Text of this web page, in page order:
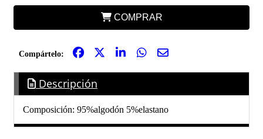
COMPRAR
Compártelo:
Descripción
Composición: 95%algodón 5%elastano